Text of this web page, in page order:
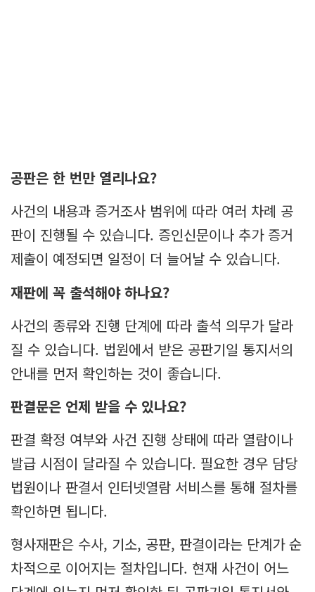
공판은 한 번만 열리나요?
사건의 내용과 증거조사 범위에 따라 여러 차례 공
판이 진행될 수 있습니다. 증인신문이나 추가 증거
제출이 예정되면 일정이 더 늘어날 수 있습니다.
재판에 꼭 출석해야 하나요?
사건의 종류와 진행 단계에 따라 출석 의무가 달라
질 수 있습니다. 법원에서 받은 공판기일 통지서의
안내를 먼저 확인하는 것이 좋습니다.
판결문은 언제 받을 수 있나요?
판결 확정 여부와 사건 진행 상태에 따라 열람이나
발급 시점이 달라질 수 있습니다. 필요한 경우 담당
법원이나 판결서 인터넷열람 서비스를 통해 절차를
확인하면 됩니다.
형사재판은 수사, 기소, 공판, 판결이라는 단계가 순
차적으로 이어지는 절차입니다. 현재 사건이 어느